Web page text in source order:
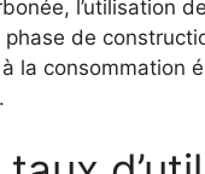
l’utilisation
phase de
la consommation